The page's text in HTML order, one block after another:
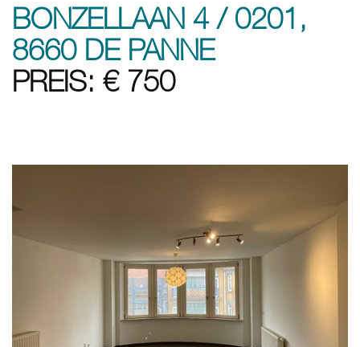
BONZELLAAN 4 / 0201,
8660 DE PANNE
PREIS: € 750